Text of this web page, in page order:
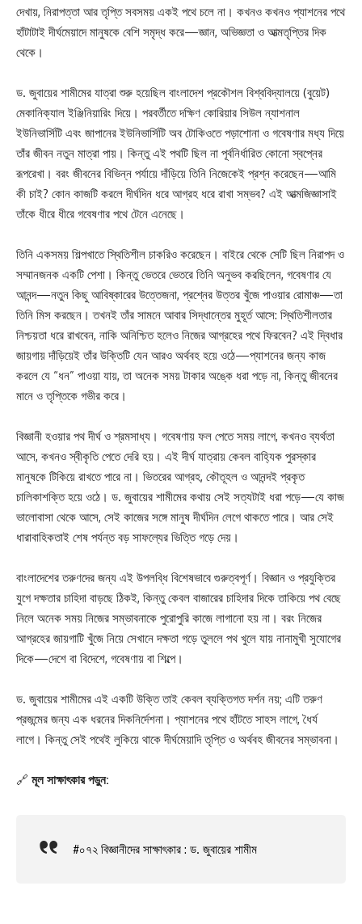
দেখায়, নিরাপত্তা আর তৃপ্তি সবসময় একই পথে চলে না। কখনও কখনও প্যাশনের পথে
হাঁটাটাই দীর্ঘমেয়াদে মানুষকে বেশি সমৃদ্ধ করে—জ্ঞান, অভিজ্ঞতা ও আত্মতৃপ্তির দিক
থেকে।
ড. জুবায়ের শামীমের যাত্রা শুরু হয়েছিল বাংলাদেশ প্রকৌশল বিশ্ববিদ্যালয়ে (বুয়েট)
মেকানিক্যাল ইঞ্জিনিয়ারিং দিয়ে। পরবর্তীতে দক্ষিণ কোরিয়ার সিউল ন্যাশনাল
ইউনিভার্সিটি এবং জাপানের ইউনিভার্সিটি অব টোকিওতে পড়াশোনা ও গবেষণার মধ্য দিয়ে
তাঁর জীবন নতুন মাত্রা পায়। কিন্তু এই পথটি ছিল না পূর্বনির্ধারিত কোনো স্বপ্নের
রূপরেখা। বরং জীবনের বিভিন্ন পর্যায়ে দাঁড়িয়ে তিনি নিজেকেই প্রশ্ন করেছেন—আমি
কী চাই? কোন কাজটি করলে দীর্ঘদিন ধরে আগ্রহ ধরে রাখা সম্ভব? এই আত্মজিজ্ঞাসাই
তাঁকে ধীরে ধীরে গবেষণার পথে টেনে এনেছে।
তিনি একসময় শিল্পখাতে স্থিতিশীল চাকরিও করেছেন। বাইরে থেকে সেটি ছিল নিরাপদ ও
সম্মানজনক একটি পেশা। কিন্তু ভেতরে ভেতরে তিনি অনুভব করছিলেন, গবেষণার যে
আনন্দ—নতুন কিছু আবিষ্কারের উত্তেজনা, প্রশ্নের উত্তর খুঁজে পাওয়ার রোমাঞ্চ—তা
তিনি মিস করছেন। তখনই তাঁর সামনে আবার সিদ্ধান্তের মুহূর্ত আসে: স্থিতিশীলতার
নিশ্চয়তা ধরে রাখবেন, নাকি অনিশ্চিত হলেও নিজের আগ্রহের পথে ফিরবেন? এই দ্বিধার
জায়গায় দাঁড়িয়েই তাঁর উক্তিটি যেন আরও অর্থবহ হয়ে ওঠে—প্যাশনের জন্য কাজ
করলে যে “ধন” পাওয়া যায়, তা অনেক সময় টাকার অঙ্কে ধরা পড়ে না, কিন্তু জীবনের
মানে ও তৃপ্তিকে গভীর করে।
বিজ্ঞানী হওয়ার পথ দীর্ঘ ও শ্রমসাধ্য। গবেষণায় ফল পেতে সময় লাগে, কখনও ব্যর্থতা
আসে, কখনও স্বীকৃতি পেতে দেরি হয়। এই দীর্ঘ যাত্রায় কেবল বাহ্যিক পুরস্কার
মানুষকে টিকিয়ে রাখতে পারে না। ভিতরের আগ্রহ, কৌতূহল ও আনন্দই প্রকৃত
চালিকাশক্তি হয়ে ওঠে। ড. জুবায়ের শামীমের কথায় সেই সত্যটাই ধরা পড়ে—যে কাজ
ভালোবাসা থেকে আসে, সেই কাজের সঙ্গে মানুষ দীর্ঘদিন লেগে থাকতে পারে। আর সেই
ধারাবাহিকতাই শেষ পর্যন্ত বড় সাফল্যের ভিত্তি গড়ে দেয়।
বাংলাদেশের তরুণদের জন্য এই উপলব্ধি বিশেষভাবে গুরুত্বপূর্ণ। বিজ্ঞান ও প্রযুক্তির
যুগে দক্ষতার চাহিদা বাড়ছে ঠিকই, কিন্তু কেবল বাজারের চাহিদার দিকে তাকিয়ে পথ বেছে
নিলে অনেক সময় নিজের সম্ভাবনাকে পুরোপুরি কাজে লাগানো হয় না। বরং নিজের
আগ্রহের জায়গাটি খুঁজে নিয়ে সেখানে দক্ষতা গড়ে তুললে পথ খুলে যায় নানামুখী সুযোগের
দিকে—দেশে বা বিদেশে, গবেষণায় বা শিল্পে।
ড. জুবায়ের শামীমের এই একটি উক্তি তাই কেবল ব্যক্তিগত দর্শন নয়; এটি তরুণ
প্রজন্মের জন্য এক ধরনের দিকনির্দেশনা। প্যাশনের পথে হাঁটতে সাহস লাগে, ধৈর্য
লাগে। কিন্তু সেই পথেই লুকিয়ে থাকে দীর্ঘমেয়াদি তৃপ্তি ও অর্থবহ জীবনের সম্ভাবনা।
🔗 মূল সাক্ষাৎকার পড়ুন:
#০৭২ বিজ্ঞানীদের সাক্ষাৎকার : ড. জুবায়ের শামীম